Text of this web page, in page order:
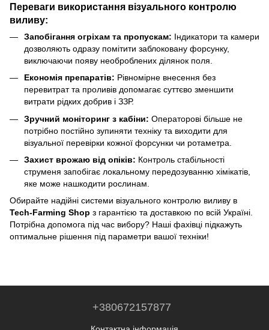
Переваги використання візуального контролю
виливу:
Запобігання огріхам та пропускам: Індикатори та камери
дозволяють одразу помітити заблоковану форсунку,
виключаючи появу необроблених ділянок поля.
Економія препаратів: Рівномірне внесення без
перевитрат та проливів допомагає суттєво зменшити
витрати рідких добрив і ЗЗР.
Зручний моніторинг з кабіни: Операторові більше не
потрібно постійно зупиняти техніку та виходити для
візуальної перевірки кожної форсунки чи ротаметра.
Захист врожаю від опіків: Контроль стабільності
струменя запобігає локальному передозуванню хімікатів,
яке може нашкодити рослинам.
Обирайте надійні системи візуального контролю виливу в
Tech-Farming Shop з гарантією та доставкою по всій Україні.
Потрібна допомога під час вибору? Наші фахівці підкажуть
оптимальне рішення під параметри вашої техніки!
+380672157877